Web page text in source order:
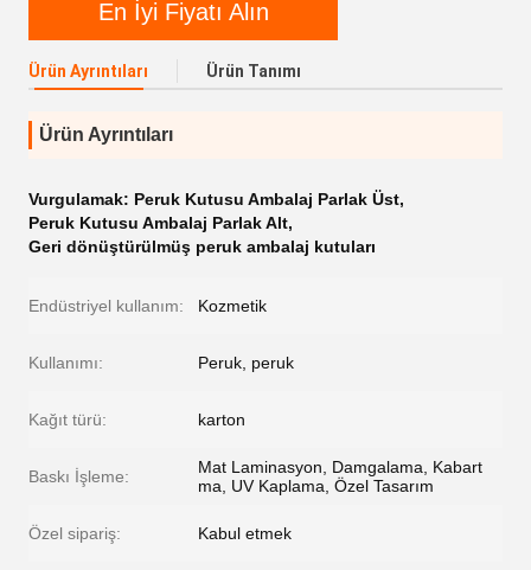
En İyi Fiyatı Alın
Ürün Ayrıntıları Ürün Tanımı
Ürün Ayrıntıları
Vurgulamak: Peruk Kutusu Ambalaj Parlak Üst,
Peruk Kutusu Ambalaj Parlak Alt,
Geri dönüştürülmüş peruk ambalaj kutuları
Endüstriyel kullanım: Kozmetik
Kullanımı: Peruk, peruk
Kağıt türü: karton
Baskı İşleme:
Mat Laminasyon, Damgalama, Kabart
ma, UV Kaplama, Özel Tasarım
Özel sipariş: Kabul etmek